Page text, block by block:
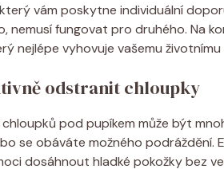
vám poskytne individuální
nemusí fungovat pro druhého. Na
nejlépe vyhovuje vašemu životnímu
odstranit chloupky
pod pupíkem může být
se obáváte možného podráždění.
dosáhnout hladké pokožky bez